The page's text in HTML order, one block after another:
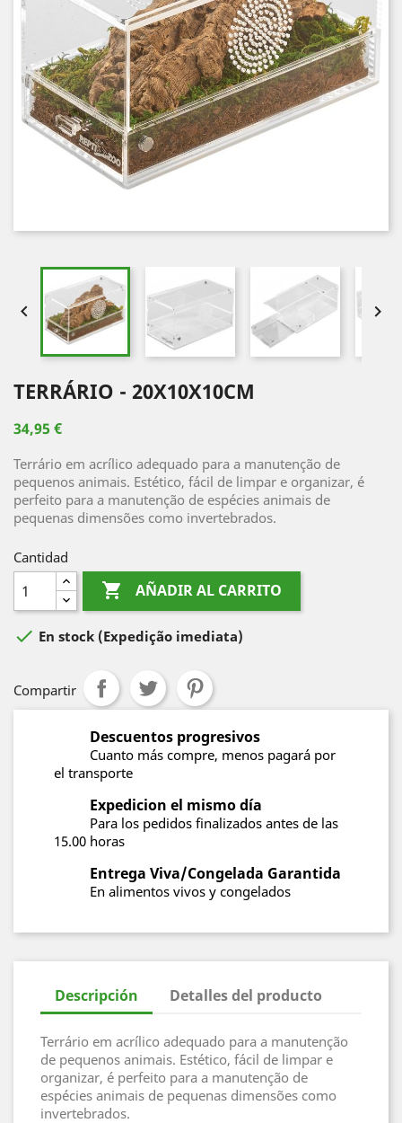
 
TERRÁRIO - 20X10X10CM
34,95 €
Terrário em acrílico adequado para a manutenção de
pequenos animais. Estético, fácil de limpar e organizar, é
perfeito para a manutenção de espécies animais de
pequenas dimensões como invertebrados.
Cantidad
 AÑADIR AL CARRITO
 En stock (Expedição imediata)
Compartir
Descuentos progresivos
Cuanto más compre, menos pagará por
el transporte
Expedicion el mismo día
Para los pedidos finalizados antes de las
15.00 horas
Entrega Viva/Congelada Garantida
En alimentos vivos y congelados
Descripción Detalles del producto
Terrário em acrílico adequado para a manutenção
de pequenos animais. Estético, fácil de limpar e
organizar, é perfeito para a manutenção de
espécies animais de pequenas dimensões como
invertebrados.